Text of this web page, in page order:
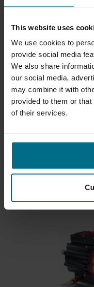
This website uses
We use cookies to
provide social media
We also share
our social media,
may combine it with
provided to them or
of their services.
VIKING
Bombas de